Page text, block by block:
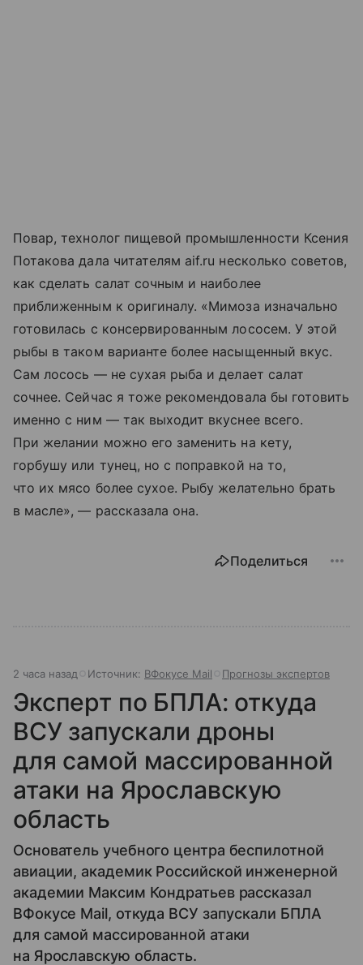
Повар, технолог пищевой промышленности Ксения
Потакова дала читателям aif.ru несколько советов,
как сделать салат сочным и наиболее
приближенным к оригиналу. «Мимоза изначально
готовилась с консервированным лососем. У этой
рыбы в таком варианте более насыщенный вкус.
Сам лосось — не сухая рыба и делает салат
сочнее. Сейчас я тоже рекомендовала бы готовить
именно с ним — так выходит вкуснее всего.
При желании можно его заменить на кету,
горбушу или тунец, но с поправкой на то,
что их мясо более сухое. Рыбу желательно брать
в масле», — рассказала она.
Поделиться
2 часа назад Источник: ВФокусе Mail Прогнозы экспертов
Эксперт по БПЛА: откуда
ВСУ запускали дроны
для самой массированной
атаки на Ярославскую
область
Основатель учебного центра беспилотной
авиации, академик Российской инженерной
академии Максим Кондратьев рассказал
ВФокусе Mail, откуда ВСУ запускали БПЛА
для самой массированной атаки
на Ярославскую область.